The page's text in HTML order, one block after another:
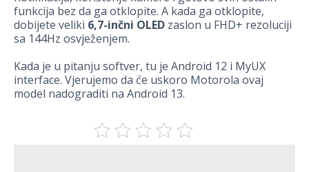
funkcija bez da ga otklopite. A kada ga otklopite,
dobijete veliki 6,7-inčni OLED zaslon u FHD+ rezoluciji
sa 144Hz osvježenjem.
Kada je u pitanju softver, tu je Android 12 i MyUX
interface. Vjerujemo da će uskoro Motorola ovaj
model nadograditi na Android 13.